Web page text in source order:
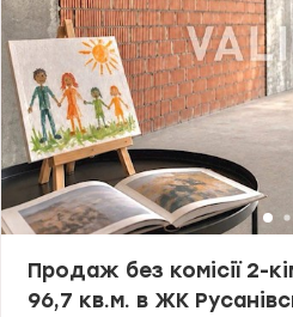
Продаж без комісії 2-
96,7 кв.м. в ЖК